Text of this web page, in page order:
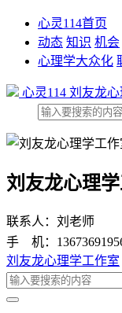
心灵114首页
动态 知识 机会
心理学大众化
心灵114 刘友龙
刘友龙心理
联系人：刘老师
手 机：
刘友龙心理学工作室